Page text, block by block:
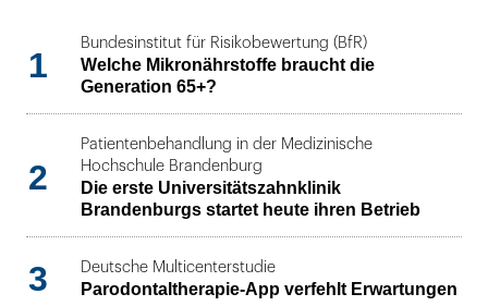
1
Bundesinstitut für Risikobewertung (BfR)
Welche Mikronährstoffe braucht die
Generation 65+?
2
Patientenbehandlung in der Medizinische
Hochschule Brandenburg
Die erste Universitätszahnklinik
Brandenburgs startet heute ihren Betrieb
3 Deutsche Multicenterstudie
Parodontaltherapie-App verfehlt Erwartungen